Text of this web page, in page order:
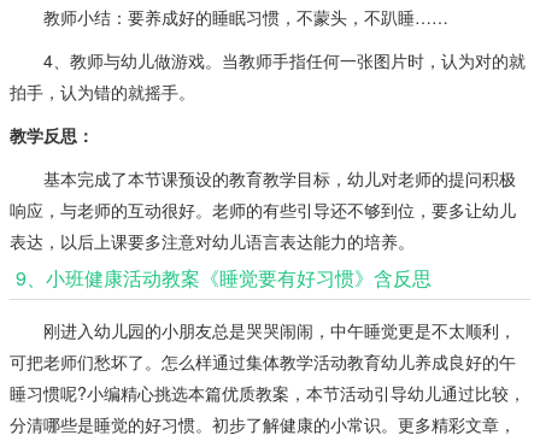
教师小结：要养成好的睡眠习惯，不蒙头，不趴睡……
4、教师与幼儿做游戏。当教师手指任何一张图片时，认为对的就
拍手，认为错的就摇手。
教学反思：
基本完成了本节课预设的教育教学目标，幼儿对老师的提问积极
响应，与老师的互动很好。老师的有些引导还不够到位，要多让幼儿
表达，以后上课要多注意对幼儿语言表达能力的培养。
9、小班健康活动教案《睡觉要有好习惯》含反思
刚进入幼儿园的小朋友总是哭哭闹闹，中午睡觉更是不太顺利，
可把老师们愁坏了。怎么样通过集体教学活动教育幼儿养成良好的午
睡习惯呢?小编精心挑选本篇优质教案，本节活动引导幼儿通过比较，
分清哪些是睡觉的好习惯。初步了解健康的小常识。更多精彩文章，